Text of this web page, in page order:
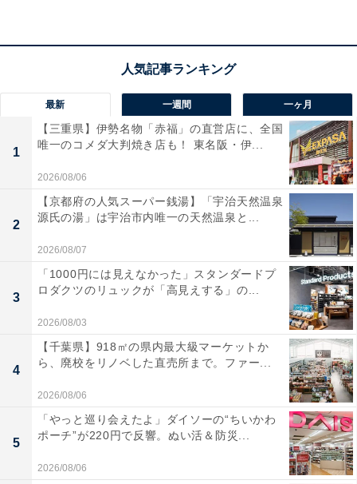
最新 一週間 一ヶ月
1
【三重県】伊勢名物「赤福」の直営店に、全国
唯一のコメダ大判焼き店も！ 東名阪・伊...
2026/08/06
2
【京都府の人気スーパー銭湯】「宇治天然温泉
源氏の湯」は宇治市内唯一の天然温泉と...
2026/08/07
3
「1000円には見えなかった」スタンダードプ
ロダクツのリュックが「高見えする」の...
2026/08/03
4
【千葉県】918㎡の県内最大級マーケットか
ら、廃校をリノベした直売所まで。ファー...
2026/08/06
5
「やっと巡り会えたよ」ダイソーの“ちいかわ
ポーチ”が220円で反響。ぬい活＆防災...
2026/08/06